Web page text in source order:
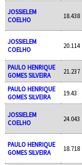
JOSSIELEM
COELHO
18.438
JOSSIELEM
COELHO
20.114
PAULO HENRIQUE
GOMES SILVEIRA
21.237
PAULO HENRIQUE
GOMES SILVEIRA
19.43
JOSSIELEM
COELHO
24.043
PAULO HENRIQUE
GOMES SILVEIRA
18.718